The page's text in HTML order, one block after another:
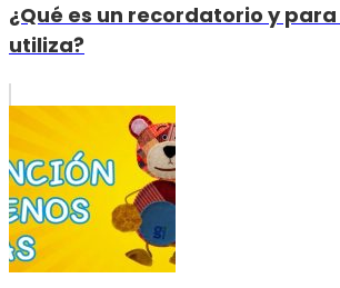
¿Qué es un recordatorio y para
utiliza?